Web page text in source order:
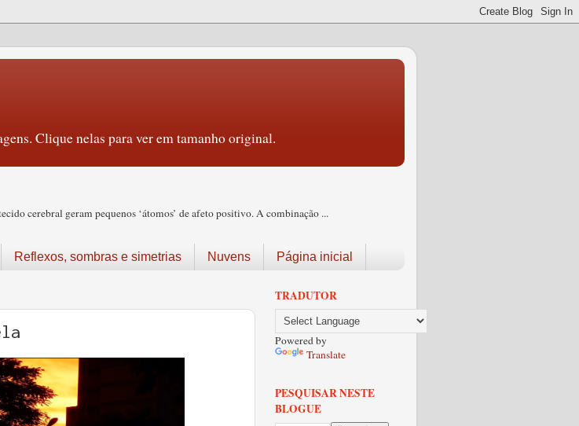
Clique nelas para ver em tamanho original.
cerebral geram pequenos ‘átomos’ de afeto positivo. A combinação ...
Reflexos, sombras e simetrias Nuvens Página inicial
TRADUTOR
Powered by
Translate
PESQUISAR NESTE
BLOGUE